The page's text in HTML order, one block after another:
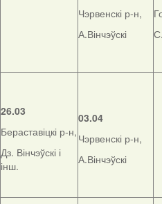
Чэрвенскі р-н,
А.Вінчэўскі
26.03
Бераставіцкі р-н,
Дз. Вінчэўскі і
інш.
03.04
Чэрвенскі р-н,
А.Вінчэўскі